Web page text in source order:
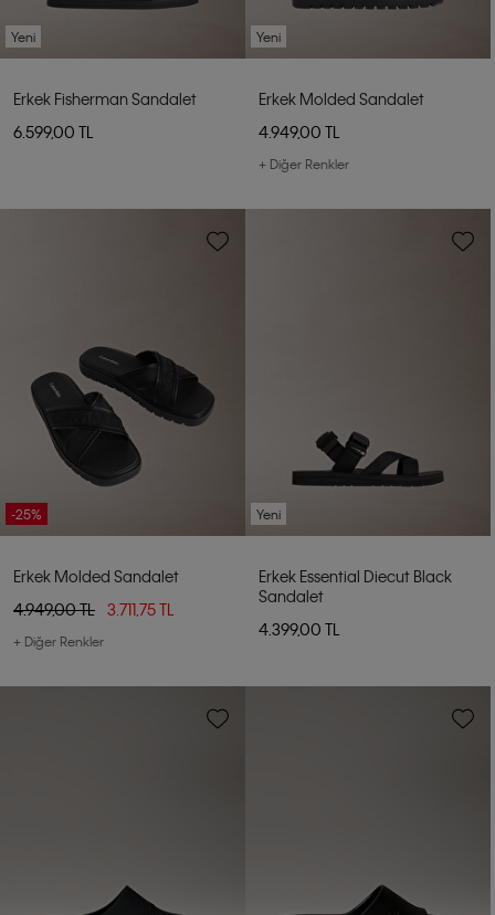
Yeni
Erkek Fisherman Sandalet
6.599,00 TL
Yeni
Erkek Molded Sandalet
4.949,00 TL
+ Diğer Renkler
-25%
Erkek Molded Sandalet
4.949,00 TL
3.711,75 TL
+ Diğer Renkler
Yeni
Erkek Essential Diecut Black
Sandalet
4.399,00 TL